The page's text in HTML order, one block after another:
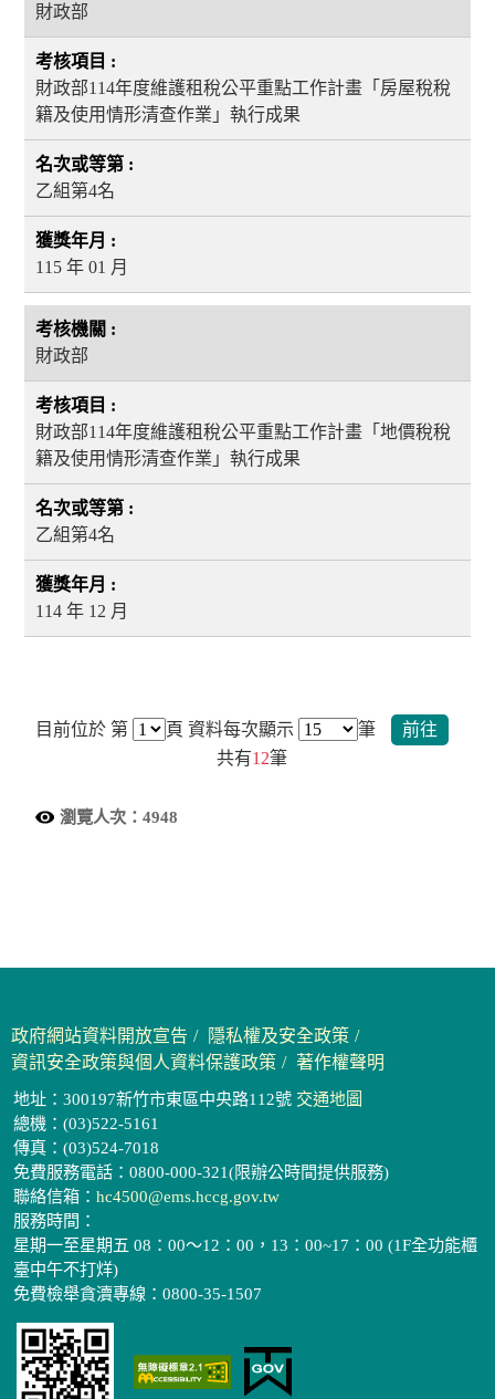
財政部
財政部114年度維護租稅公平重點工作計畫「房屋稅稅
籍及使用情形清查作業」執行成果
乙組第4名
115 年 01 月
財政部
財政部114年度維護租稅公平重點工作計畫「地價稅稅
籍及使用情形清查作業」執行成果
乙組第4名
114 年 12 月
目前位於 第 頁 資料每次顯示 筆
前往
共有12筆
瀏覽人次： 4948
政府網站資料開放宣告
隱私權及安全政策
資訊安全政策與個人資料保護政策
著作權聲明
地址：300197新竹市東區中央路112號 交通地圖
總機：(03)522-5161
傳真：(03)524-7018
免費服務電話：0800-000-321(限辦公時間提供服務)
聯絡信箱： hc4500@ems.hccg.gov.tw
服務時間：
星期一至星期五 08：00～12：00，13：00~17：00 (1F全功能櫃
臺中午不打烊)
免費檢舉貪瀆專線：0800-35-1507